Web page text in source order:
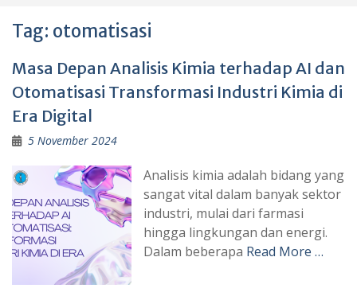
Tag: otomatisasi
Masa Depan Analisis Kimia terhadap AI dan
Otomatisasi Transformasi Industri Kimia di
Era Digital
5 November 2024
Analisis kimia adalah bidang yang
sangat vital dalam banyak sektor
industri, mulai dari farmasi
hingga lingkungan dan energi.
Dalam beberapa Read More …